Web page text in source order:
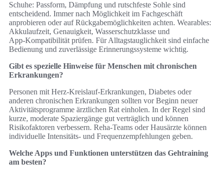
Schuhe: Passform, Dämpfung und rutschfeste Sohle sind
entscheidend. Immer nach Möglichkeit im Fachgeschäft
anprobieren oder auf Rückgabemöglichkeiten achten. Wearables:
Akkulaufzeit, Genauigkeit, Wasserschutzklasse und
App‑Kompatibilität prüfen. Für Alltagstauglichkeit sind einfache
Bedienung und zuverlässige Erinnerungssysteme wichtig.
Gibt es spezielle Hinweise für Menschen mit chronischen
Erkrankungen?
Personen mit Herz‑Kreislauf‑Erkrankungen, Diabetes oder
anderen chronischen Erkrankungen sollten vor Beginn neuer
Aktivitätsprogramme ärztlichen Rat einholen. In der Regel sind
kurze, moderate Spaziergänge gut verträglich und können
Risikofaktoren verbessern. Reha‑Teams oder Hausärzte können
individuelle Intensitäts‑ und Frequenzempfehlungen geben.
Welche Apps und Funktionen unterstützen das Gehtraining
am besten?